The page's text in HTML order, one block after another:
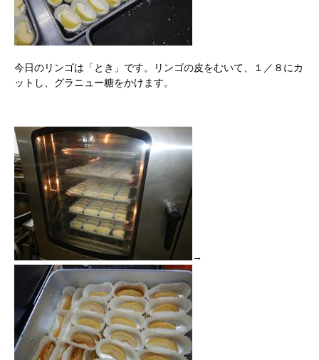
今日のリンゴは「とき」です。リンゴの皮をむいて、１／８にカ
ットし、グラニュー糖をかけます。
→